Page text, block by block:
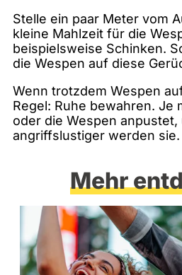
Stelle ein paar Meter vom
kleine Mahlzeit für die
beispielsweise Schinken.
die Wespen auf diese
Wenn trotzdem Wespen
Regel: Ruhe bewahren. Je
oder die Wespen anpustet,
angriffslustiger werden sie.
Mehr